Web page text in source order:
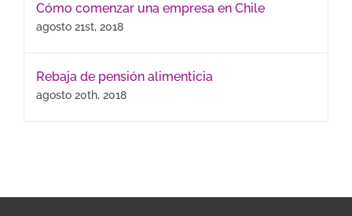
Cómo comenzar una empresa en Chile
agosto 21st, 2018
Rebaja de pensión alimenticia
agosto 20th, 2018